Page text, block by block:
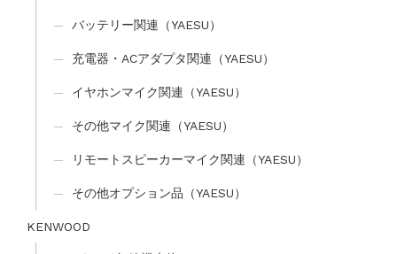
バッテリー関連（YAESU）
充電器・ACアダプタ関連（YAESU）
イヤホンマイク関連（YAESU）
その他マイク関連（YAESU）
リモートスピーカーマイク関連（YAESU）
その他オプション品（YAESU）
KENWOOD